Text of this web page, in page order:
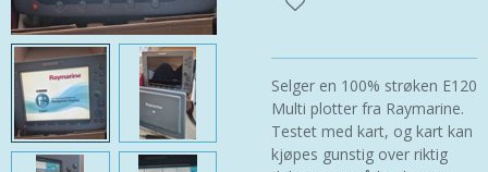
Selger en 100% strøken E120
Multi plotter fra Raymarine.
Testet med kart, og kart kan
kjøpes gunstig over riktig